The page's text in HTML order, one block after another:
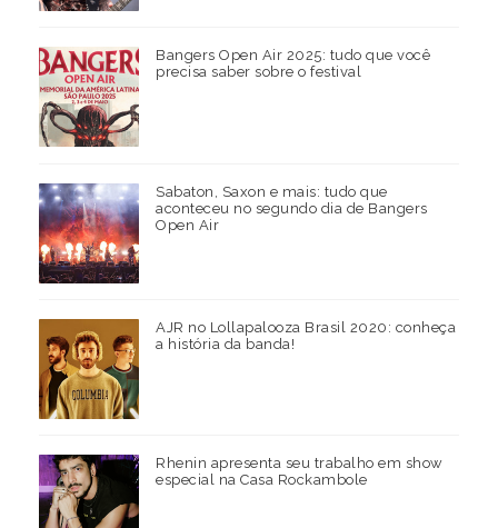
Bangers Open Air 2025: tudo que você
precisa saber sobre o festival
Sabaton, Saxon e mais: tudo que
aconteceu no segundo dia de Bangers
Open Air
AJR no Lollapalooza Brasil 2020: conheça
a história da banda!
Rhenin apresenta seu trabalho em show
especial na Casa Rockambole